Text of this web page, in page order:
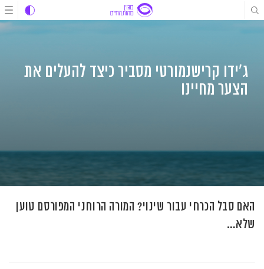
דלג
לתוכן
דלג
דלג
ג'ידו קרישנמורטי מסביר כיצד להעלים את
הצער מחיינו
האם סבל הכרחי עבור שינוי? המורה הרוחני המפורסם טוען
שלא…